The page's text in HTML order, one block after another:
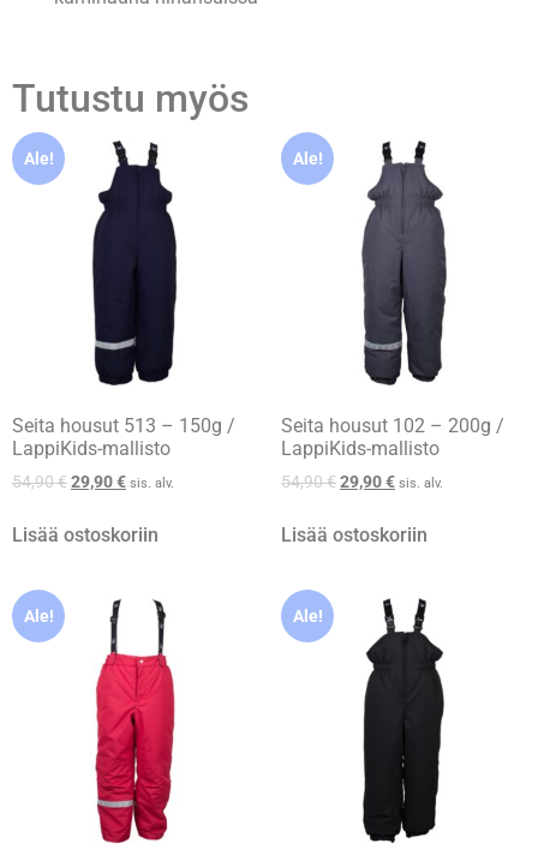
Tutustu myös
Ale!
Seita housut 513 – 150g /
LappiKids-mallisto
54,90€29,90€ sis. alv.
Lisää ostoskoriin
Ale!
Seita housut 102 – 200g /
LappiKids-mallisto
54,90€29,90€ sis. alv.
Lisää ostoskoriin
Ale! Ale!